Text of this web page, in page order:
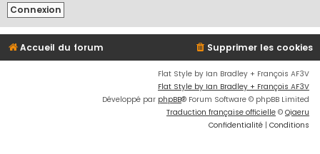
Accueil du forum Supprimer les cookies
Flat Style by Ian Bradley + François AF3V
Flat Style by Ian Bradley + François AF3V
Développé par phpBB® Forum Software © phpBB Limited
Traduction française officielle © Qiaeru
Confidentialité | Conditions